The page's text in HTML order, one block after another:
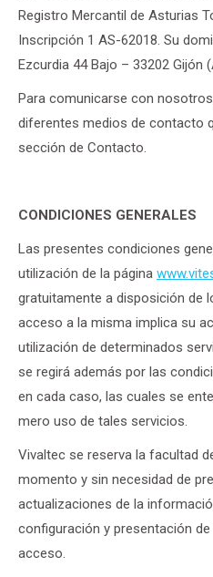
Registro Mercantil de Asturias
Inscripción 1 AS-62018. Su
Ezcurdia 44 Bajo – 33202 Gijón
Para comunicarse con
diferentes medios de contacto
sección de Contacto.
CONDICIONES GENERALES
Las presentes condiciones
utilización de la página
gratuitamente a disposición de
acceso a la misma implica su
utilización de determinados
se regirá además por las
en cada caso, las cuales se
mero uso de tales servicios.
Vivaltec se reserva la facultad
momento y sin necesidad de
actualizaciones de la
configuración y presentación
acceso.